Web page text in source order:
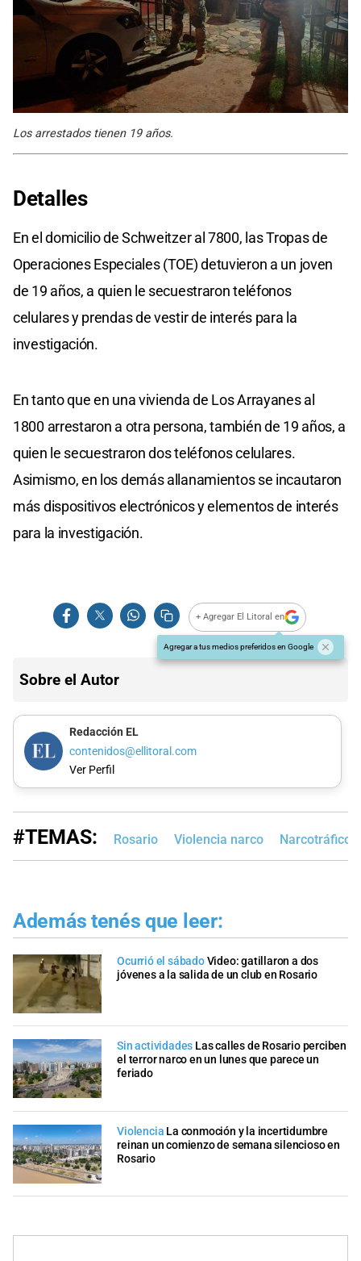
Los arrestados tienen 19 años.
Detalles
En el domicilio de Schweitzer al 7800, las Tropas de
Operaciones Especiales (TOE) detuvieron a un joven
de 19 años, a quien le secuestraron teléfonos
celulares y prendas de vestir de interés para la
investigación.
En tanto que en una vivienda de Los Arrayanes al
1800 arrestaron a otra persona, también de 19 años, a
quien le secuestraron dos teléfonos celulares.
Asimismo, en los demás allanamientos se incautaron
más dispositivos electrónicos y elementos de interés
para la investigación.
+ Agregar El Litoral en
Agregar a tus medios preferidos en Google
Sobre el Autor
Redacción EL
contenidos@ellitoral.com
Ver Perfil
#TEMAS: Rosario Violencia narco Narcotráfico
Además tenés que leer:
Ocurrió el sábadoVideo: gatillaron a dos
jóvenes a la salida de un club en Rosario
Sin actividades Las calles de Rosario perciben
el terror narco en un lunes que parece un
feriado
Violencia La conmoción y la incertidumbre
reinan un comienzo de semana silencioso en
Rosario